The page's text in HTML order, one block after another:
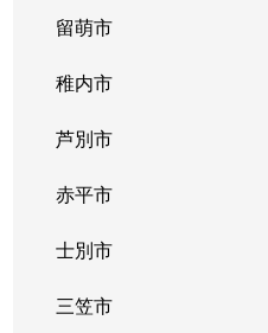
留萌市
稚内市
芦別市
赤平市
士別市
三笠市